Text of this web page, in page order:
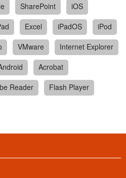
SharePoint
iOS
Excel iPadOS
iPod
VMware
Internet Explorer
Acrobat
Reader
Flash Player